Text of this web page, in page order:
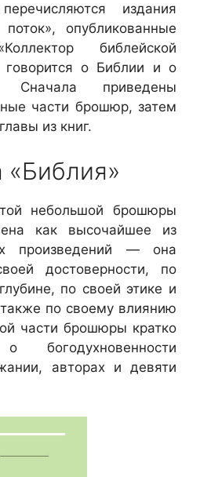
издания
опубликованные
библейской
говорится о Библии и о
Сначала приведены
части брошюр, затем
из книг.
небольшой брошюры
как высочайшее из
произведений — она
достоверности, по
по своей этике и
по своему влиянию
части брошюры кратко
о богодухновенности
авторах и девяти